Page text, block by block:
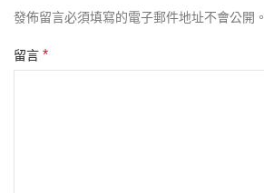
發佈留言必須填寫的電子郵件地址不會公開。
留言 *